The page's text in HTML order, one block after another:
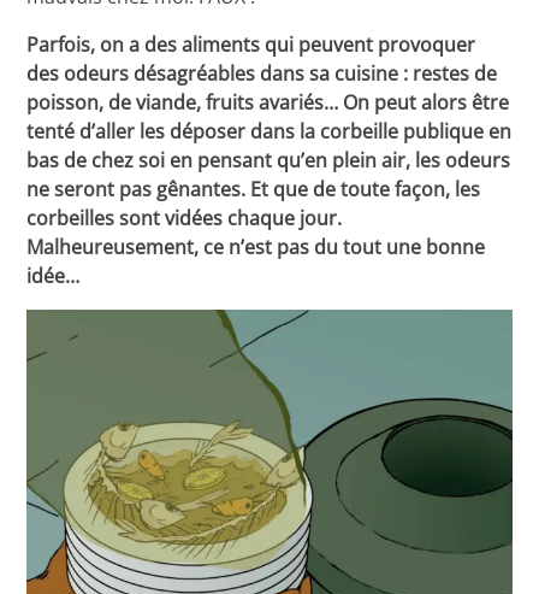
Parfois, on a des aliments qui peuvent provoquer
des odeurs désagréables dans sa cuisine : restes de
poisson, de viande, fruits avariés… On peut alors être
tenté d’aller les déposer dans la corbeille publique en
bas de chez soi en pensant qu’en plein air, les odeurs
ne seront pas gênantes. Et que de toute façon, les
corbeilles sont vidées chaque jour.
Malheureusement, ce n’est pas du tout une bonne
idée…